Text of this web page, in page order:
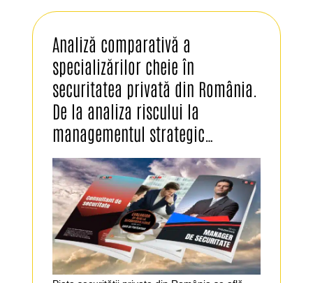
Analiză comparativă a
specializărilor cheie în
securitatea privată din România.
De la analiza riscului la
managementul strategic…